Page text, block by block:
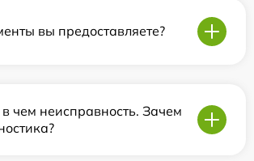
вы предоставляете?
чем неисправность. Зачем